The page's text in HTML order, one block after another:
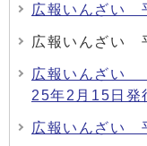
広報いんざい
広報いんざい
広報いんざい
25年2月15日発
広報いんざい